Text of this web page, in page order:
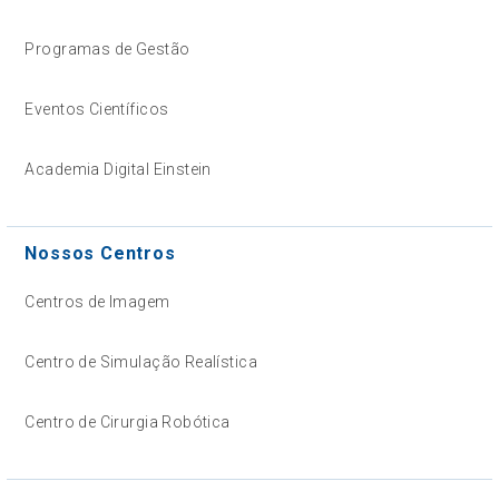
Programas de Gestão
Eventos Científicos
Academia Digital Einstein
Nossos Centros
Centros de Imagem
Centro de Simulação Realística
Centro de Cirurgia Robótica